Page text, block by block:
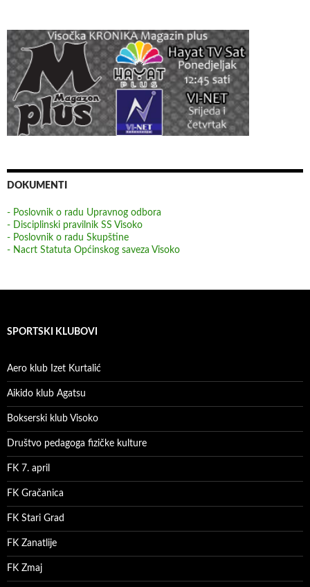
DOKUMENTI
- Poslovnik o radu Upravnog odbora
- Disciplinski pravilnik SS Visoko
- Poslovnik o radu Skupštine
- Nacrt Statuta Općinskog saveza Visoko
SPORTSKI KLUBOVI
Aero klub Izet Kurtalić
Aikido klub Agatsu
Bokserski klub Visoko
Društvo pedagoga fizičke kulture
FK 7. april
FK Gračanica
FK Stari Grad
FK Zanatlije
FK Zmaj